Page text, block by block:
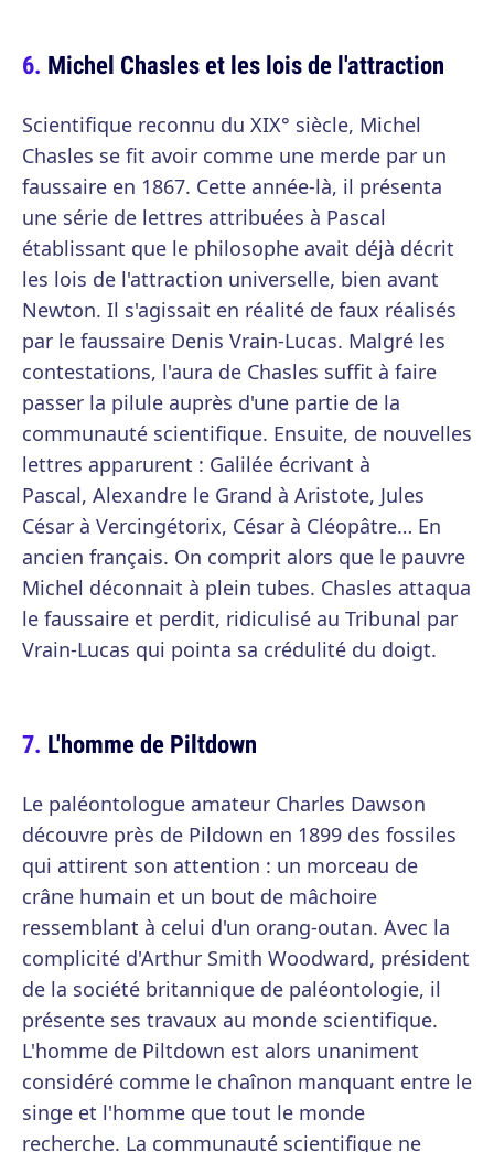
Michel Chasles et les lois de l'attraction
Scientifique reconnu du XIX° siècle, Michel
Chasles se fit avoir comme une merde par un
faussaire en 1867. Cette année-là, il présenta
une série de lettres attribuées à Pascal
établissant que le philosophe avait déjà décrit
les lois de l'attraction universelle, bien avant
Newton. Il s'agissait en réalité de faux réalisés
par le faussaire Denis Vrain-Lucas. Malgré les
contestations, l'aura de Chasles suffit à faire
passer la pilule auprès d'une partie de la
communauté scientifique. Ensuite, de nouvelles
lettres apparurent : Galilée écrivant à
Pascal, Alexandre le Grand à Aristote, Jules
César à Vercingétorix, César à Cléopâtre… En
ancien français. On comprit alors que le pauvre
Michel déconnait à plein tubes. Chasles attaqua
le faussaire et perdit, ridiculisé au Tribunal par
Vrain-Lucas qui pointa sa crédulité du doigt.
L'homme de Piltdown
Le paléontologue amateur Charles Dawson
découvre près de Pildown en 1899 des fossiles
qui attirent son attention : un morceau de
crâne humain et un bout de mâchoire
ressemblant à celui d'un orang-outan. Avec la
complicité d'Arthur Smith Woodward, président
de la société britannique de paléontologie, il
présente ses travaux au monde scientifique.
L'homme de Piltdown est alors unaniment
considéré comme le chaînon manquant entre le
singe et l'homme que tout le monde
recherche. La communauté scientifique ne